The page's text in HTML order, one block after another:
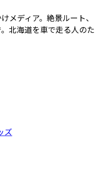
メディア。絶景ルート、
北海道を車で走る人のた
ズ